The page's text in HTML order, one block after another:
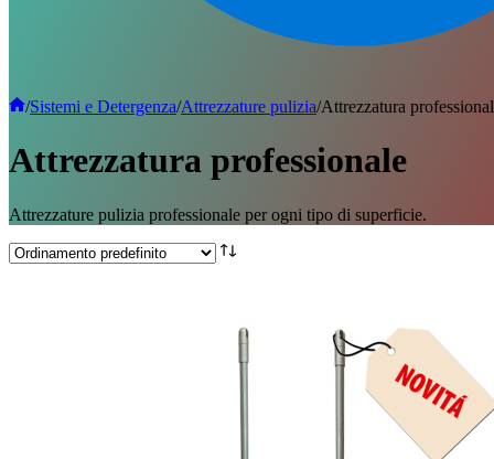
/Sistemi e Detergenza/Attrezzature pulizia/Attrezzatura
Attrezzatura professionale
Attrezzature pulizia professionale per ogni tipo di superficie.